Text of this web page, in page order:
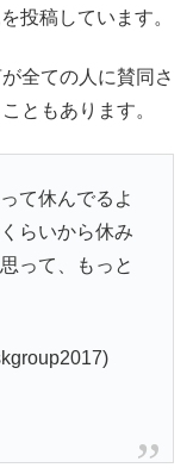
投稿しています。
全ての人に賛同さ
ともあります。
て休んでるよ
らいから休み
って、もっと